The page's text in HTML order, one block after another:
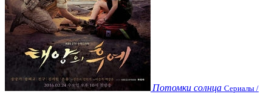
Потомки солнца Сериалы /